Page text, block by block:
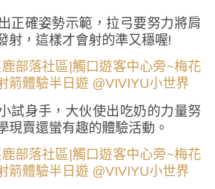
正確姿勢示範，拉弓要努力將肩
射，這樣才會射的準又穩喔!
試身手，大伙使出吃奶的力量努
現賣還蠻有趣的體驗活動。